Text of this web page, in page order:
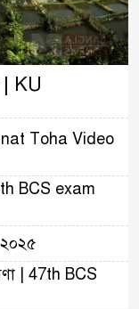
| KU
Toha Video
BCS exam
২০২৫
| 47th BCS